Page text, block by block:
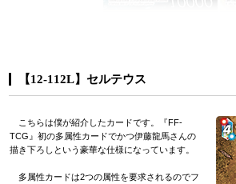
【12-112L】セルテウス
こちらは僕が紹介したカードです。『FF-
TCG』初の多属性カードでかつ伊藤龍馬さんの
描き下ろしという豪華な仕様になっています。
多属性カードは2つの属性を要求されるのでフ